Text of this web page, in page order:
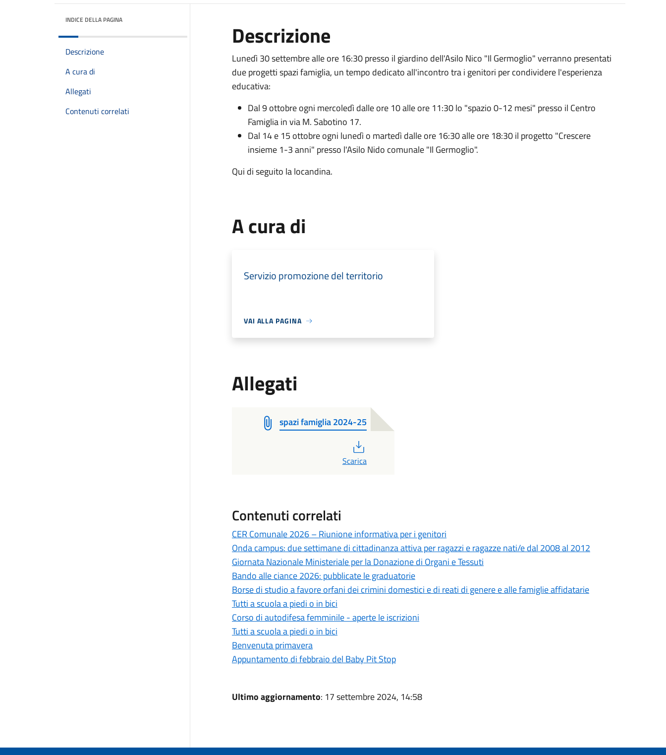
INDICE DELLA PAGINA
Descrizione
A cura di
Allegati
Contenuti correlati
Descrizione
Lunedì 30 settembre alle ore 16:30 presso il giardino dell'Asilo Nico "Il Germoglio" verranno presentati
due progetti spazi famiglia, un tempo dedicato all'incontro tra i genitori per condividere l'esperienza
educativa:
Dal 9 ottobre ogni mercoledì dalle ore 10 alle ore 11:30 lo "spazio 0-12 mesi" presso il Centro
Famiglia in via M. Sabotino 17.
Dal 14 e 15 ottobre ogni lunedì o martedì dalle ore 16:30 alle ore 18:30 il progetto "Crescere
insieme 1-3 anni" presso l'Asilo Nido comunale "Il Germoglio".
Qui di seguito la locandina.
A cura di
Servizio promozione del territorio
VAI ALLA PAGINA
Allegati
spazi famiglia 2024-25
Scarica
Contenuti correlati
CER Comunale 2026 – Riunione informativa per i genitori
Onda campus: due settimane di cittadinanza attiva per ragazzi e ragazze nati/e dal 2008 al 2012
Giornata Nazionale Ministeriale per la Donazione di Organi e Tessuti
Bando alle ciance 2026: pubblicate le graduatorie
Borse di studio a favore orfani dei crimini domestici e di reati di genere e alle famiglie affidatarie
Tutti a scuola a piedi o in bici
Corso di autodifesa femminile - aperte le iscrizioni
Tutti a scuola a piedi o in bici
Benvenuta primavera
Appuntamento di febbraio del Baby Pit Stop
Ultimo aggiornamento: 17 settembre 2024, 14:58